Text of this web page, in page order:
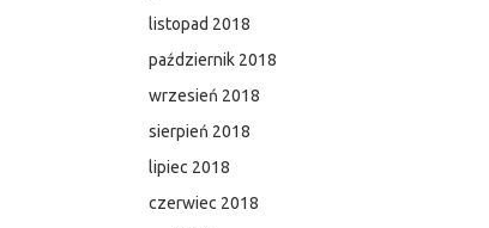
listopad 2018
październik 2018
wrzesień 2018
sierpień 2018
lipiec 2018
czerwiec 2018